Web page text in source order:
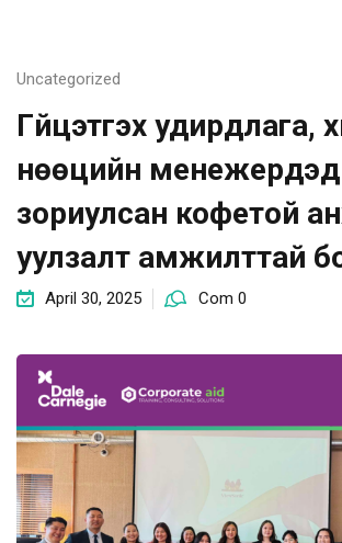
Uncategorized
Гүйцэтгэх удирдлага,
нөөцийн менежерүүдэд
зориулсан кофетой
уулзалт амжилттай
April 30, 2025 Com 0